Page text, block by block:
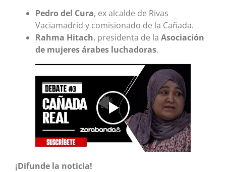
Pedro del Cura, ex alcalde de Rivas
Vaciamadrid y comisionado de la Cañada.
Rahma Hitach, presidenta de la Asociación
de mujeres árabes luchadoras.
¡Difunde la noticia!